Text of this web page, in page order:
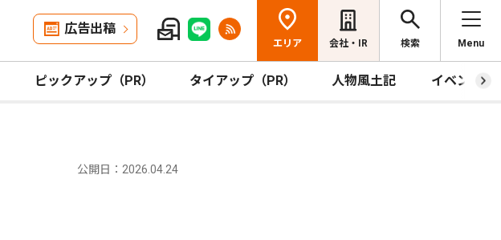
広告出稿
エリア 会社・IR 検索 Menu
ピックアップ（PR） タイアップ（PR） 人物風土記 イベント
公開日：2026.04.24